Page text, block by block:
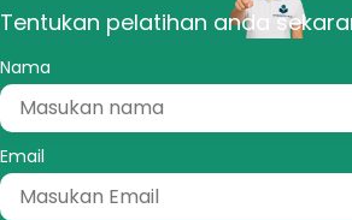
Tentukan pelatihan anda
Nama
Email